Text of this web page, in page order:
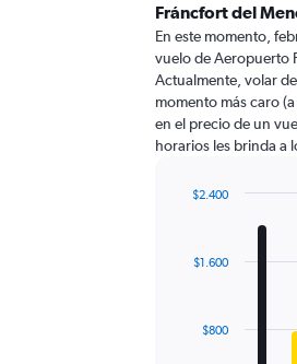
Fráncfort del
En este momento,
vuelo de Aeropuerto
Actualmente, volar
momento más caro
en el precio de un
horarios les brinda a
12
The$800
$1.600
$2.400